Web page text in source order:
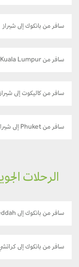
سافر من بانكوك إلى شيراز
سافر من Kuala Lumpur إلى شيراز
سافر من كاليكوت إلى شيراز
سافر من Phuket إلى شيراز
الرحلات
سافر من بانكوك إلى Jeddah
سافر من بانكوك إلى كراتشي